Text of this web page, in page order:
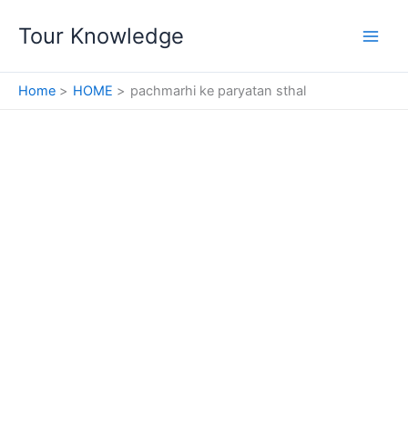
Tour Knowledge
Home HOME pachmarhi ke paryatan sthal